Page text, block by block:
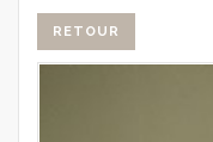
RETOUR